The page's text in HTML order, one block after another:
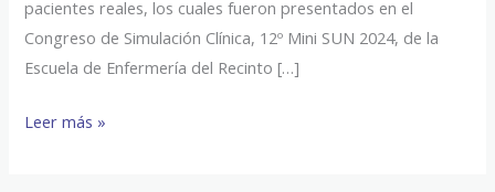
pacientes reales, los cuales fueron presentados en el
Congreso de Simulación Clínica, 12º Mini SUN 2024, de la
Escuela de Enfermería del Recinto […]
Leer más »